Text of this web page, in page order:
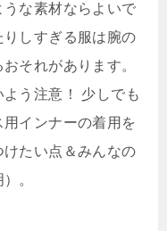
な素材ならよいで
しすぎる服は腕の
それがあります。
う注意！ 少しでも
インナーの着用を
たい点＆みんなの
。